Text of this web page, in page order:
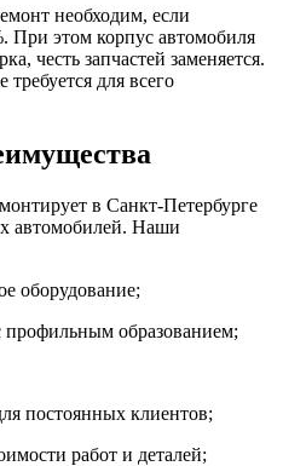
необходим, если
этом корпус автомобиля
честь запчастей заменяется.
для всего
в Санкт-Петербурге
автомобилей. Наши
оборудование;
образованием;
постоянных клиентов;
работ и деталей;